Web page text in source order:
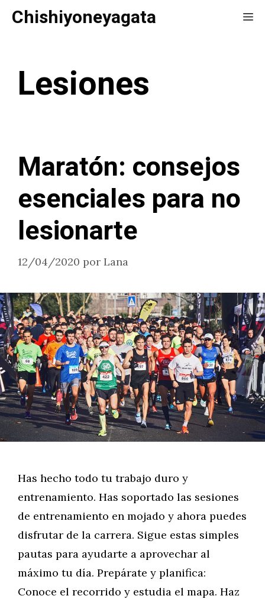
SaltarChishiyoneyagata
Lesiones
Maratón: consejos
esenciales para no
lesionarte
12/04/2020 por Lana
Has hecho todo tu trabajo duro y
entrenamiento. Has soportado las sesiones
de entrenamiento en mojado y ahora puedes
disfrutar de la carrera. Sigue estas simples
pautas para ayudarte a aprovechar al
máximo tu día. Prepárate y planifica:
Conoce el recorrido y estudia el mapa. Haz